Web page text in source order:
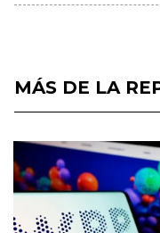
MÁS DE LA